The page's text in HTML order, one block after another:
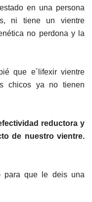
en una persona
ni tiene un vientre
no perdona y la
que e´lifexir vientre
chicos ya no tienen
reductora y
de nuestro vientre.
para que le deis una